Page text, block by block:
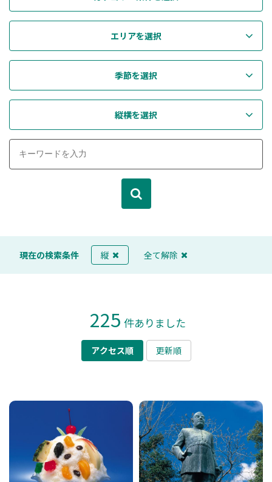
エリアを選択
季節を選択
縦横を選択
現在の検索条件 縦 全て解除
225 件ありました
アクセス順 更新順